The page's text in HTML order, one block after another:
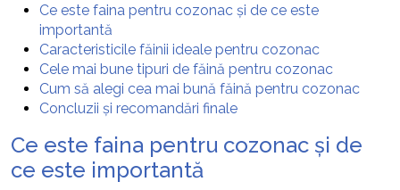
Ce este faina pentru cozonac și de ce este
importantă
Caracteristicile făinii ideale pentru cozonac
Cele mai bune tipuri de făină pentru cozonac
Cum să alegi cea mai bună făină pentru cozonac
Concluzii și recomandări finale
Ce este faina pentru cozonac și de
ce este importantă